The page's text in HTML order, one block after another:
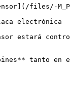
files/-
electrónica
estará
tanto en